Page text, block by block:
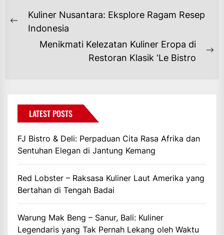
NAVIGASI
POS
Previous
Kuliner Nusantara: Eksplore Ragam Resep
Indonesia
Menikmati Kelezatan Kuliner Eropa di
Restoran Klasik ‘Le Bistro
LATEST POSTS
FJ Bistro & Deli: Perpaduan Cita Rasa Afrika dan
Sentuhan Elegan di Jantung Kemang
Red Lobster – Raksasa Kuliner Laut Amerika yang
Bertahan di Tengah Badai
Warung Mak Beng – Sanur, Bali: Kuliner
Legendaris yang Tak Pernah Lekang oleh Waktu